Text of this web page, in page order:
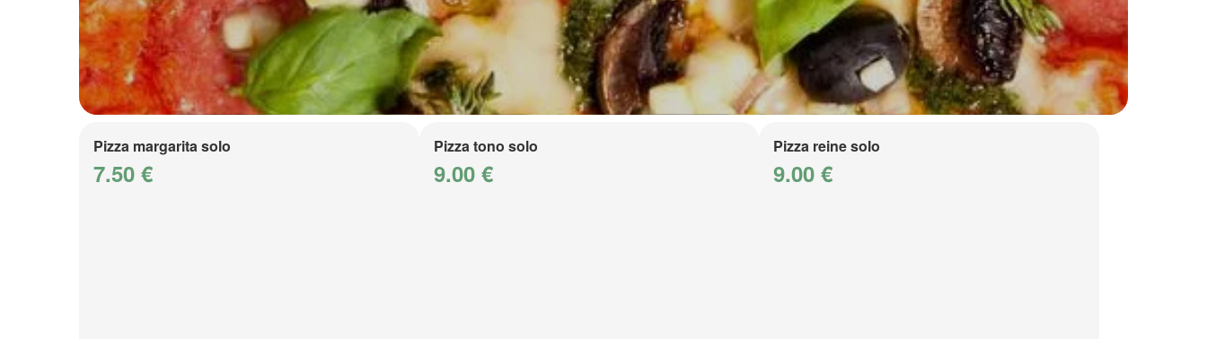
Pizza margarita solo
7.50 €
Pizza tono solo
9.00 €
Pizza reine solo
9.00 €